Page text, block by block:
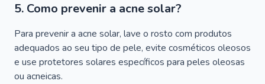
5. Como prevenir a acne solar?
Para prevenir a acne solar, lave o rosto com produtos
adequados ao seu tipo de pele, evite cosméticos oleosos
e use protetores solares específicos para peles oleosas
ou acneicas.